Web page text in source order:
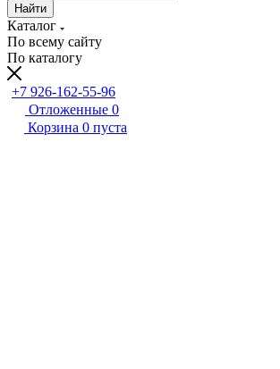
Найти
Каталог
По всему сайту
По каталогу
+7 926-162-55-96
Отложенные 0
Корзина 0 пуста